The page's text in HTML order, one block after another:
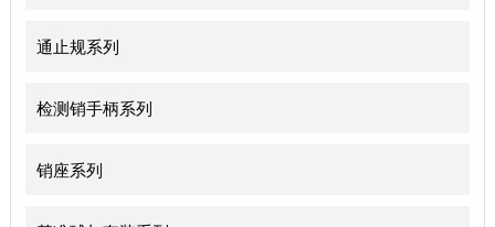
通止规系列
检测销手柄系列
销座系列